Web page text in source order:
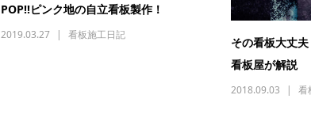
POP!!ピンク地の自立看板製作！
2019.03.27 看板施工日記
その看板大丈
看板屋が解説
2018.09.03 看